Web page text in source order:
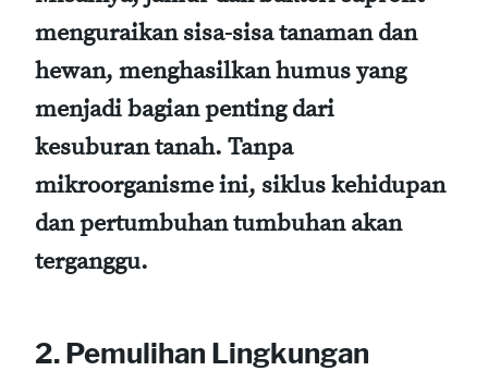
menguraikan sisa-sisa tanaman dan
hewan, menghasilkan humus yang
menjadi bagian penting dari
kesuburan tanah. Tanpa
mikroorganisme ini, siklus kehidupan
dan pertumbuhan tumbuhan akan
terganggu.
2. Pemulihan Lingkungan